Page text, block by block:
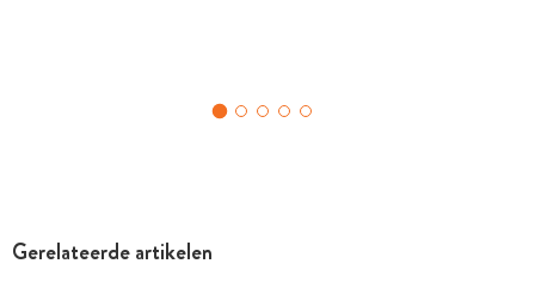
Gerelateerde artikelen